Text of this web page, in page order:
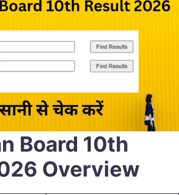
Board 10th
Overview